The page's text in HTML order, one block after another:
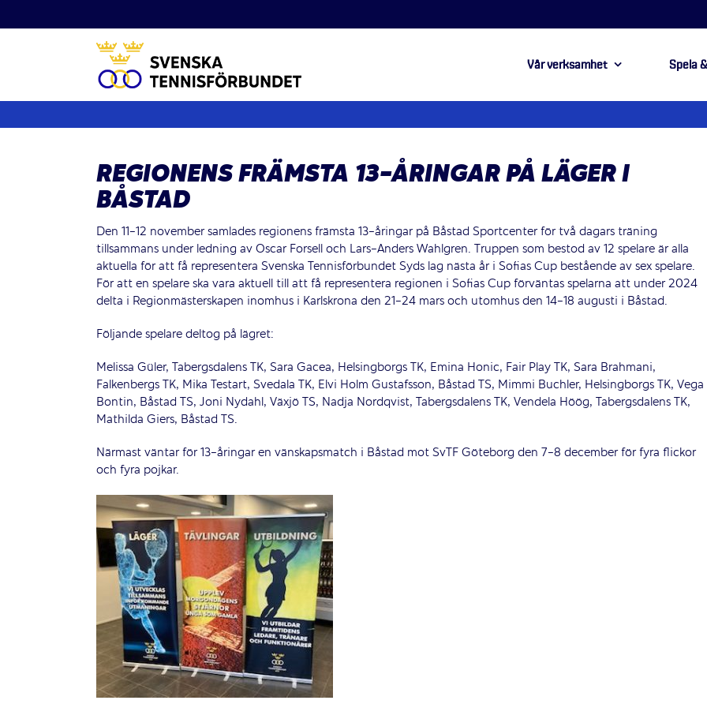
till
Vår verksamhet Spela
REGIONENS FRÄMSTA 13-ÅRINGAR PÅ LÄGER I
BÅSTAD
Den 11-12 november samlades regionens främsta 13-åringar på Båstad Sportcenter för två dagars träning
tillsammans under ledning av Oscar Forsell och Lars-Anders Wahlgren. Truppen som bestod av 12 spelare är alla
aktuella för att få representera Svenska Tennisförbundet Syds lag nästa år i Sofias Cup bestående av sex spelare.
För att en spelare ska vara aktuell till att få representera regionen i Sofias Cup förväntas spelarna att under 2024
delta i Regionmästerskapen inomhus i Karlskrona den 21-24 mars och utomhus den 14-18 augusti i Båstad.
Följande spelare deltog på lägret:
Melissa Güler, Tabergsdalens TK, Sara Gacea, Helsingborgs TK, Emina Honic, Fair Play TK, Sara Brahmani,
Falkenbergs TK, Mika Testart, Svedala TK, Elvi Holm Gustafsson, Båstad TS, Mimmi Buchler, Helsingborgs TK, Vega
Bontin, Båstad TS, Joni Nydahl, Växjö TS, Nadja Nordqvist, Tabergsdalens TK, Vendela Höög, Tabergsdalens TK,
Mathilda Giers, Båstad TS.
Närmast väntar för 13-åringar en vänskapsmatch i Båstad mot SvTF Göteborg den 7-8 december för fyra flickor
och fyra pojkar.